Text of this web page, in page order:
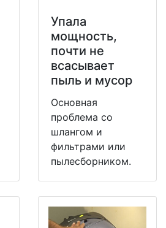
Упала
мощность,
почти не
всасывает
пыль и мусор
Основная
проблема со
шлангом и
фильтрами или
пылесборником.